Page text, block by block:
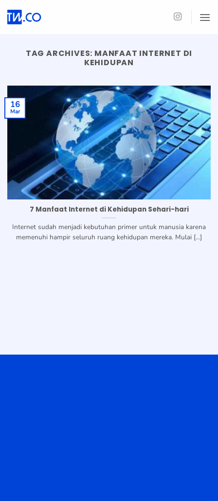
TAG ARCHIVES: MANFAAT INTERNET DI
KEHIDUPAN
7 Manfaat Internet di Kehidupan Sehari-hari
Internet sudah menjadi kebutuhan primer untuk manusia karena
memenuhi hampir seluruh ruang kehidupan mereka. Mulai [...]
16
Mar